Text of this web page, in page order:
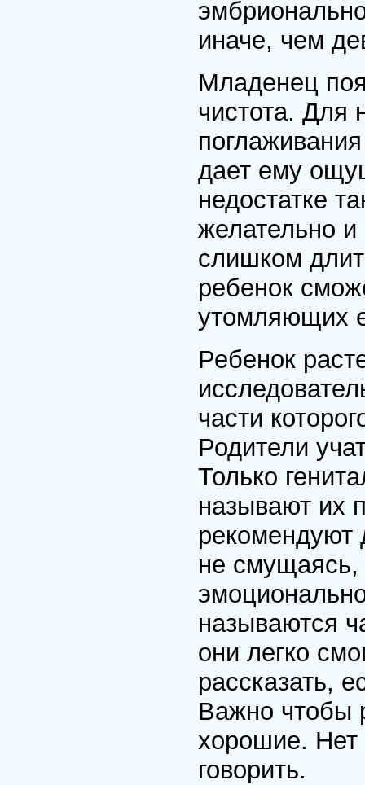
иначе, чем
Младенец
чистота. Для
дает ему
недостатке
желательно и
слишком
ребенок
утомляющих
Ребенок
части
Родители
Только
называют их
рекомендуют
не смущаясь,
называются
они легко
рассказать,
Важно чтобы
хорошие. Нет
говорить.